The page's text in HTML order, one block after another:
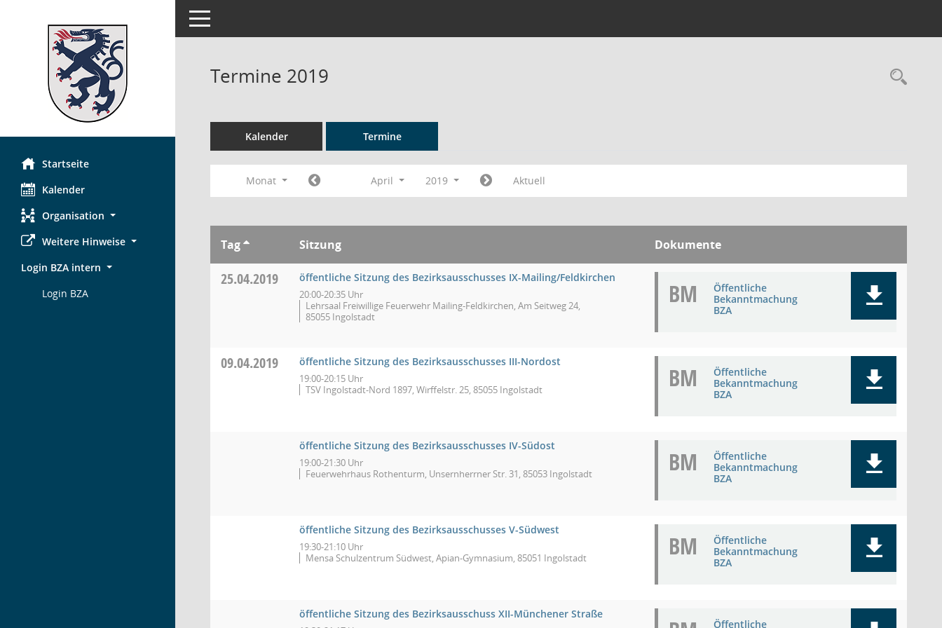
Startseite
Kalender
Organisation
Weitere Hinweise
Login BZA intern
Login BZA
Toggle navigation
Termine 2019
Kalender Termine
Monat April 2019 Aktuell
Tag Sitzung Dokumente
25.04.2019 öffentliche Sitzung des Bezirksausschusses IX-Mailing/Feldkirchen
20:00-20:35 Uhr
Lehrsaal Freiwillige Feuerwehr Mailing-Feldkirchen, Am Seitweg 24,
85055 Ingolstadt
BM
Öffentliche
Bekanntmachung
BZA
09.04.2019 öffentliche Sitzung des Bezirksausschusses III-Nordost
19:00-20:15 Uhr
TSV Ingolstadt-Nord 1897, Wirffelstr. 25, 85055 Ingolstadt
BM
Öffentliche
Bekanntmachung
BZA
öffentliche Sitzung des Bezirksausschusses IV-Südost
19:00-21:30 Uhr
Feuerwehrhaus Rothenturm, Unsernherrner Str. 31, 85053 Ingolstadt
BM
Öffentliche
Bekanntmachung
BZA
öffentliche Sitzung des Bezirksausschusses V-Südwest
19:30-21:10 Uhr
Mensa Schulzentrum Südwest, Apian-Gymnasium, 85051 Ingolstadt
BM
Öffentliche
Bekanntmachung
BZA
öffentliche Sitzung des Bezirksausschuss XII-Münchener Straße
Öffentliche